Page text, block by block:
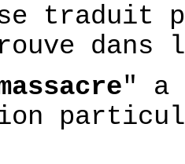
se traduit
dans
" a